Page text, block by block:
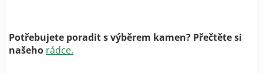
Potřebujete poradit s výběrem kamen? Přečtěte si
našeho rádce.